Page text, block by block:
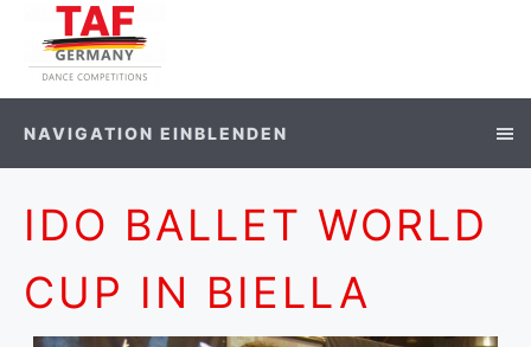
NAVIGATION EINBLENDEN
IDO BALLET WORLD
CUP IN BIELLA